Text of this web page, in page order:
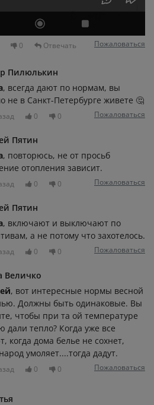
0 Отвечать Пожаловаться
Пилюлькин
, всегда дают по нормам, вы
не в Санкт-Петербурге живете 🤔
0 0 Пожаловаться
Пятин
, повторюсь, не от просьб
отопления зависит.
0 0 Пожаловаться
Пятин
, включают и выключают по
а не потому что захотелось.
0 0 Пожаловаться
Величко
, вот интересные нормы весной
Должны быть одинаковые. Вы
чтобы при та ой температуре
дали тепло? Когда уже все
когда дома белье не сохнет,
умоляет....тогда дадут.
0 0 Пожаловаться